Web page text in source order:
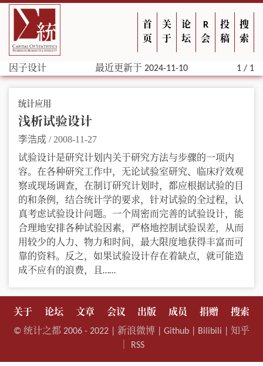
首
页
关
于
论
坛
R
会
投
稿
搜
索
因子设计 最近更新于 2024-11-10 1 / 1
统计应用
浅析试验设计
李浩成 / 2008-11-27
试验设计是研究计划内关于研究方法与步骤的一项内
容。在各种研究工作中，无论试验室研究、临床疗效观
察或现场调查，在制订研究计划时，都应根据试验的目
的和条例，结合统计学的要求，针对试验的全过程，认
真考虑试验设计问题。一个周密而完善的试验设计，能
合理地安排各种试验因素，严格地控制试验误差，从而
用较少的人力、物力和时间，最大限度地获得丰富而可
靠的资料。反之，如果试验设计存在着缺点，就可能造
成不应有的浪费，且……
关于 论坛 文章 会议 出版 成员 捐赠
搜索
© 统计之都 2006 - 2022 | 新浪微博 Github Bilibili
知乎
RSS